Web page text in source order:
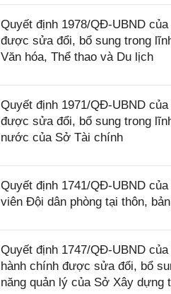
Quyết định 1978/QĐ-UBND
được sửa đổi, bổ sung trong
Văn hóa, Thể thao và Du lịch
Quyết định 1971/QĐ-UBND
được sửa đổi, bổ sung trong
nước của Sở Tài chính
Quyết định 1741/QĐ-UBND
viên Đội dân phòng tại thôn,
Quyết định 1747/QĐ-UBND
hành chính được sửa đổi, bổ
năng quản lý của Sở Xây dựng